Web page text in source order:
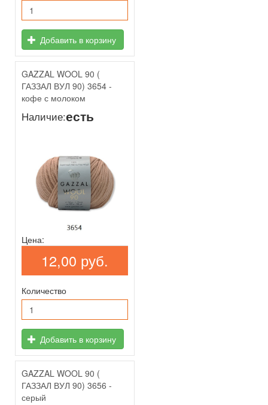
Добавить в корзину
GAZZAL WOOL 90 (
ГАЗЗАЛ ВУЛ 90) 3654 -
кофе с молоком
Наличие:есть
Цена:
12,00 руб.
Количество
Добавить в корзину
GAZZAL WOOL 90 (
ГАЗЗАЛ ВУЛ 90) 3656 -
серый